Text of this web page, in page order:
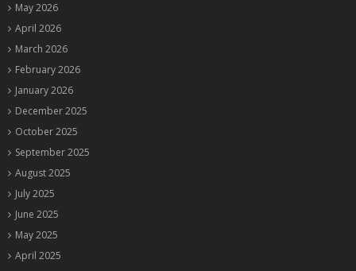
May 2026
April 2026
March 2026
February 2026
January 2026
December 2025
October 2025
September 2025
August 2025
July 2025
June 2025
May 2025
April 2025